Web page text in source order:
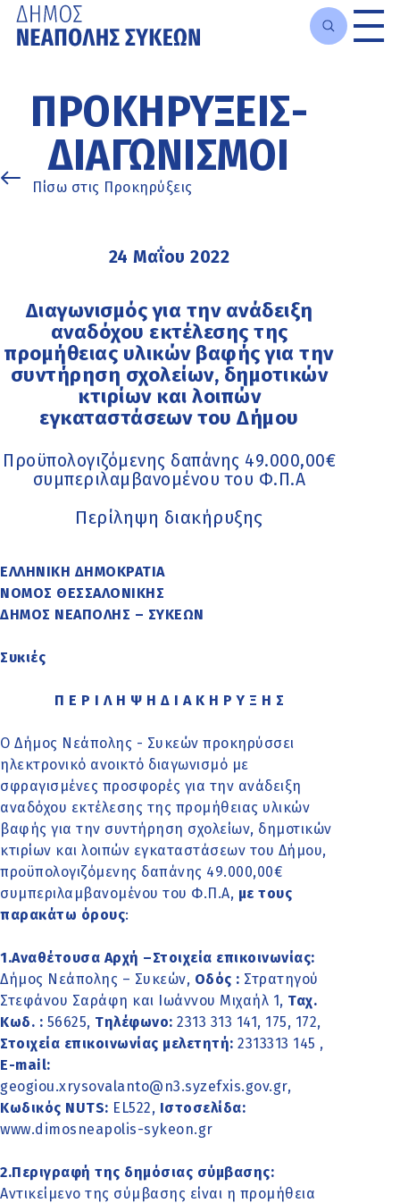
κυρίως
περιεχόμενο
ΠΡΟΚΗΡΎΞΕΙΣ-
ΔΙΑΓΩΝΙΣΜΟΊ
Πίσω στις Προκηρύξεις
24 Μαΐου 2022
Διαγωνισμός για την ανάδειξη
αναδόχου εκτέλεσης της
προμήθειας υλικών βαφής για την
συντήρηση σχολείων, δημοτικών
κτιρίων και λοιπών
εγκαταστάσεων του Δήμου
Προϋπολογιζόμενης δαπάνης 49.000,00€
συμπεριλαμβανομένου του Φ.Π.Α
Περίληψη διακήρυξης
ΕΛΛΗΝΙΚΗ ΔΗΜΟΚΡΑΤΙΑ
ΝΟΜΟΣ ΘΕΣΣΑΛΟΝΙΚΗΣ
ΔΗΜΟΣ ΝΕΑΠΟΛΗΣ – ΣΥΚΕΩΝ
Συκιές
Π Ε Ρ Ι Λ Η Ψ Η Δ Ι Α Κ Η Ρ Υ Ξ Η Σ
Ο Δήμος Νεάπολης - Συκεών προκηρύσσει
ηλεκτρονικό ανοικτό διαγωνισμό με
σφραγισμένες προσφορές για την ανάδειξη
αναδόχου εκτέλεσης της προμήθειας υλικών
βαφής για την συντήρηση σχολείων, δημοτικών
κτιρίων και λοιπών εγκαταστάσεων του Δήμου,
προϋπολογιζόμενης δαπάνης 49.000,00€
συμπεριλαμβανομένου του Φ.Π.Α, με τους
παρακάτω όρους:
1.Αναθέτουσα Αρχή –Στοιχεία επικοινωνίας:
Δήμος Νεάπολης – Συκεών, Οδός : Στρατηγού
Στεφάνου Σαράφη και Ιωάννου Μιχαήλ 1, Ταχ.
Κωδ. : 56625, Τηλέφωνο: 2313 313 141, 175, 172,
Στοιχεία επικοινωνίας μελετητή: 2313313 145 ,
Ε-mail:
geogiou.xrysovalanto@n3.syzefxis.gov.gr,
Κωδικός ΝUTS: EL522, Ιστοσελίδα:
www.dimosneapolis-sykeon.gr
2.Περιγραφή της δημόσιας σύμβασης:
Αντικείμενο της σύμβασης είναι η προμήθεια